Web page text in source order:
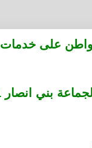
على خدمات